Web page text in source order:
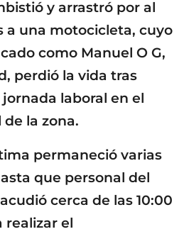
y arrastró por al
a una motocicleta, cuyo
como Manuel O G,
perdió la vida tras
laboral en el
la zona.
permaneció varias
que personal del
cerca de las 10:00
realizar el